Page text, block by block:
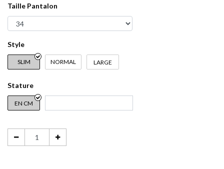
Taille Pantalon
Style
SLIM NORMAL LARGE
Stature
EN CM